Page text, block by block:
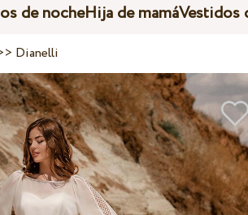
de nocheHija de mamáVestidos
Dianelli